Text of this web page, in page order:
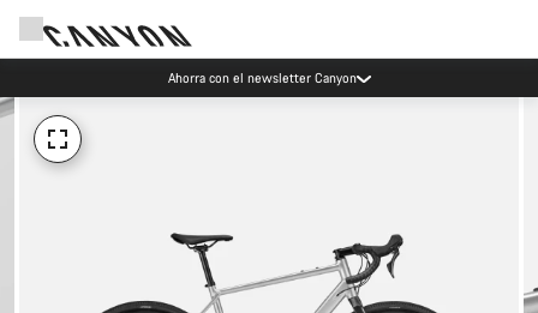
Ahorra con el newsletter Canyon